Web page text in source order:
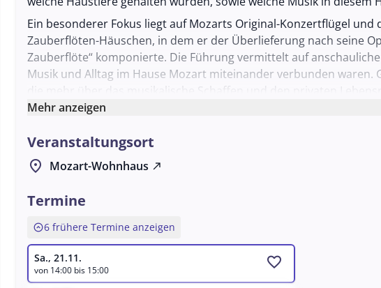
Ein besonderer Fokus liegt auf Mozarts Original-Konzertflügel und
Zauberflöten-Häuschen, in dem er der Überlieferung nach seine
Zauberflöte“ komponierte. Die Führung vermittelt auf anschauliche
Musik und Alltag im Hause Mozart miteinander verbunden waren.
die mehr über das musikalische Schaffen und den privaten
erfahren möchten.
Mehr anzeigen
Veranstaltungsort
location_on Mozart-Wohnhaus north_east
Termine
expand_circle_up6 frühere Termine anzeigen
Sa., 21.11.
von 14:00 bis 15:00 favorite